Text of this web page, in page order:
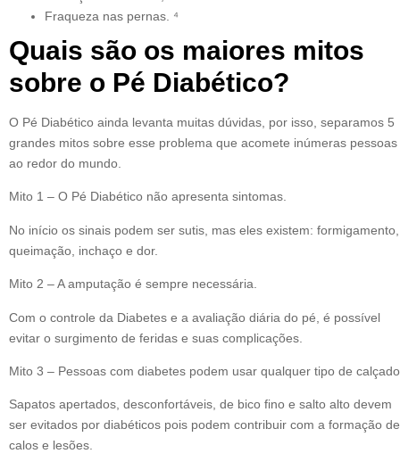
Fraqueza nas pernas. ⁴
Quais são os maiores mitos
sobre o Pé Diabético?
O Pé Diabético ainda levanta muitas dúvidas, por isso, separamos 5
grandes mitos sobre esse problema que acomete inúmeras pessoas
ao redor do mundo.
Mito 1 – O Pé Diabético não apresenta sintomas.
No início os sinais podem ser sutis, mas eles existem: formigamento,
queimação, inchaço e dor.
Mito 2 – A amputação é sempre necessária.
Com o controle da Diabetes e a avaliação diária do pé, é possível
evitar o surgimento de feridas e suas complicações.
Mito 3 – Pessoas com diabetes podem usar qualquer tipo de
Sapatos apertados, desconfortáveis, de bico fino e salto alto devem
ser evitados por diabéticos pois podem contribuir com a formação de
calos e lesões.